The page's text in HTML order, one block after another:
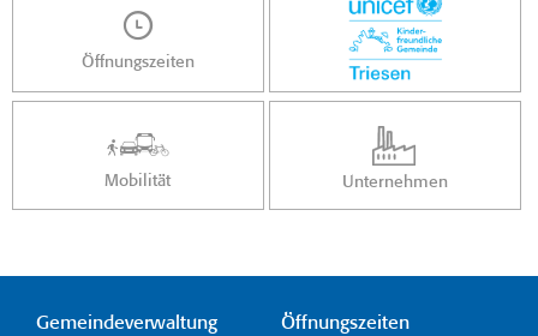
Öffnungszeiten
Mobilität Unternehmen
Gemeindeverwaltung
Öffnungszeiten